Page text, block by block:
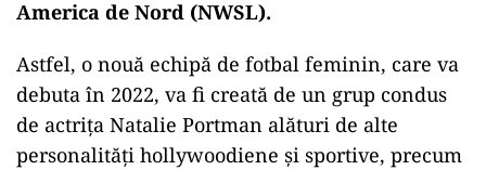
America de Nord (NWSL).
Astfel, o nouă echipă de fotbal feminin, care va
debuta în 2022, va fi creată de un grup condus
de actrița Natalie Portman alături de alte
personalități hollywoodiene și sportive, precum